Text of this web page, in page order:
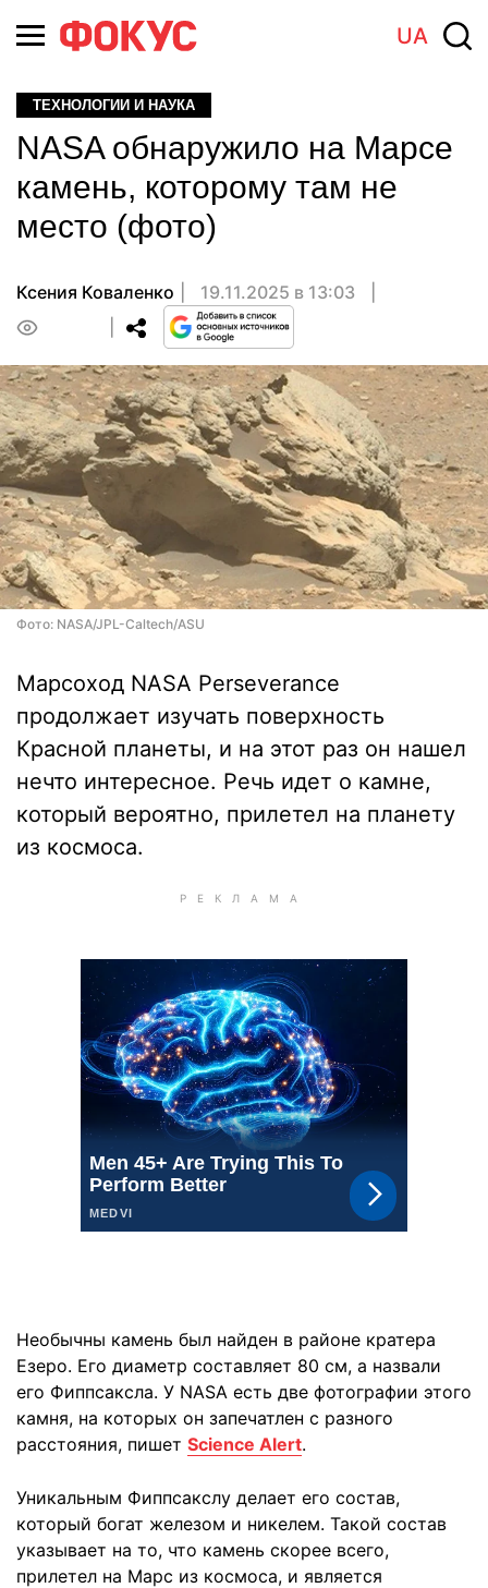
UA
ТЕХНОЛОГИИ И НАУКА
NASA обнаружило на Марсе
камень, которому там не
место (фото)
Ксения Коваленко
19.11.2025 в 13:03
Фото: NASA/JPL-Caltech/ASU
Марсоход NASA Perseverance
продолжает изучать поверхность
Красной планеты, и на этот раз он нашел
нечто интересное. Речь идет о камне,
который вероятно, прилетел на планету
из космоса.
Необычны камень был найден в районе кратера
Езеро. Его диаметр составляет 80 см, а назвали
его Фиппсаксла. У NASA есть две фотографии этого
камня, на которых он запечатлен с разного
расстояния, пишет Science Alert.
Уникальным Фиппсакслу делает его состав,
который богат железом и никелем. Такой состав
указывает на то, что камень скорее всего,
прилетел на Марс из космоса, и является